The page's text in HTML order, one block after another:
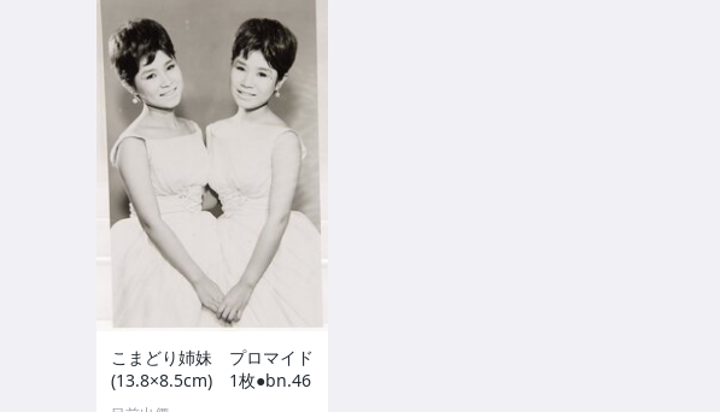
こまどり姉妹 プロマイド
(13.8×8.5cm) 1枚●bn.46